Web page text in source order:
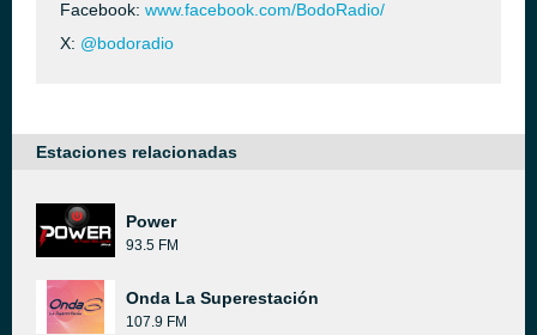
Facebook: www.facebook.com/BodoRadio/
X: @bodoradio
Estaciones relacionadas
Power
93.5 FM
Onda La Superestación
107.9 FM